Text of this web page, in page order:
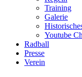
Training
Galerie
Youtube
Radball
Presse
Verein